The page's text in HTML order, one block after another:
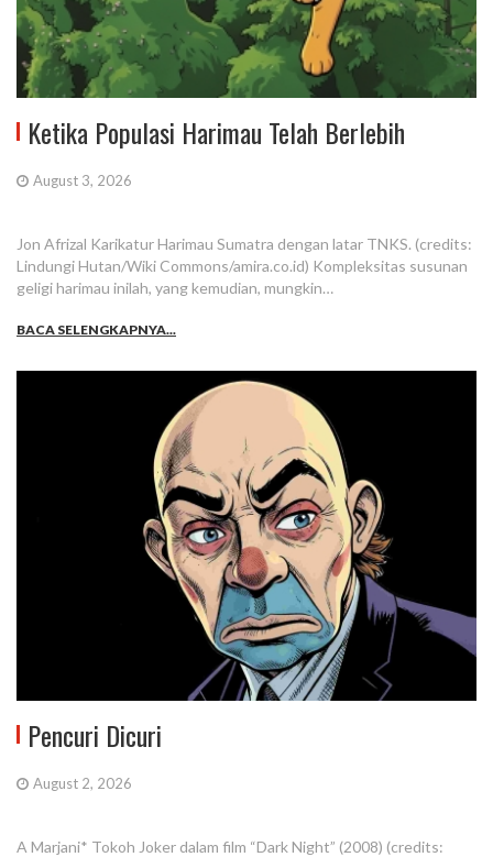
Ketika Populasi Harimau Telah Berlebih
August 3, 2026
Jon Afrizal Karikatur Harimau Sumatra dengan latar TNKS. (credits:
Lindungi Hutan/Wiki Commons/amira.co.id) Kompleksitas susunan
geligi harimau inilah, yang kemudian, mungkin…
BACA SELENGKAPNYA...
Pencuri Dicuri
August 2, 2026
A Marjani* Tokoh Joker dalam film “Dark Night” (2008) (credits: